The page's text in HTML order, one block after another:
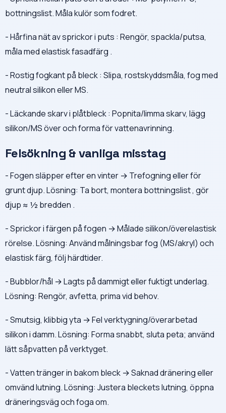
bottningslist. Måla kulör som fodret.
- Hårfina nät av sprickor i puts : Rengör, spackla/putsa,
måla med elastisk fasadfärg .
- Rostig fogkant på bleck : Slipa, rostskyddsmåla, fog med
neutral silikon eller MS.
- Läckande skarv i plåtbleck : Popnita/limma skarv, lägg
silikon/MS över och forma för vattenavrinning.
Felsökning & vanliga misstag
- Fogen släpper efter en vinter → Trefogning eller för
grunt djup. Lösning: Ta bort, montera bottningslist , gör
djup ≈ ½ bredden .
- Sprickor i färgen på fogen → Målade silikon/överelastisk
rörelse. Lösning: Använd målningsbar fog (MS/akryl) och
elastisk färg, följ härdtider.
- Bubblor/hål → Lagts på dammigt eller fuktigt underlag.
Lösning: Rengör, avfetta, prima vid behov.
- Smutsig, klibbig yta → Fel verktygning/överarbetad
silikon i damm. Lösning: Forma snabbt, sluta peta; använd
lätt såpvatten på verktyget.
- Vatten tränger in bakom bleck → Saknad dränering eller
omvänd lutning. Lösning: Justera bleckets lutning, öppna
dräneringsväg och foga om.